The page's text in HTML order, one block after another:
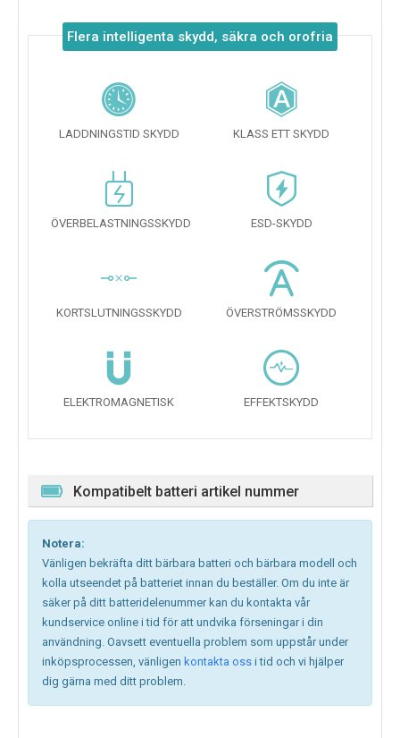
Flera intelligenta skydd, säkra och orofria
LADDNINGSTID SKYDD KLASS ETT SKYDD
ÖVERBELASTNINGSSKYDD ESD-SKYDD
KORTSLUTNINGSSKYDD ÖVERSTRÖMSSKYDD
ELEKTROMAGNETISK EFFEKTSKYDD
Kompatibelt batteri artikel nummer
Notera:
Vänligen bekräfta ditt bärbara batteri och bärbara modell och
kolla utseendet på batteriet innan du beställer. Om du inte är
säker på ditt batteridelenummer kan du kontakta vår
kundservice online i tid för att undvika förseningar i din
användning. Oavsett eventuella problem som uppstår under
inköpsprocessen, vänligen kontakta oss i tid och vi hjälper
dig gärna med ditt problem.